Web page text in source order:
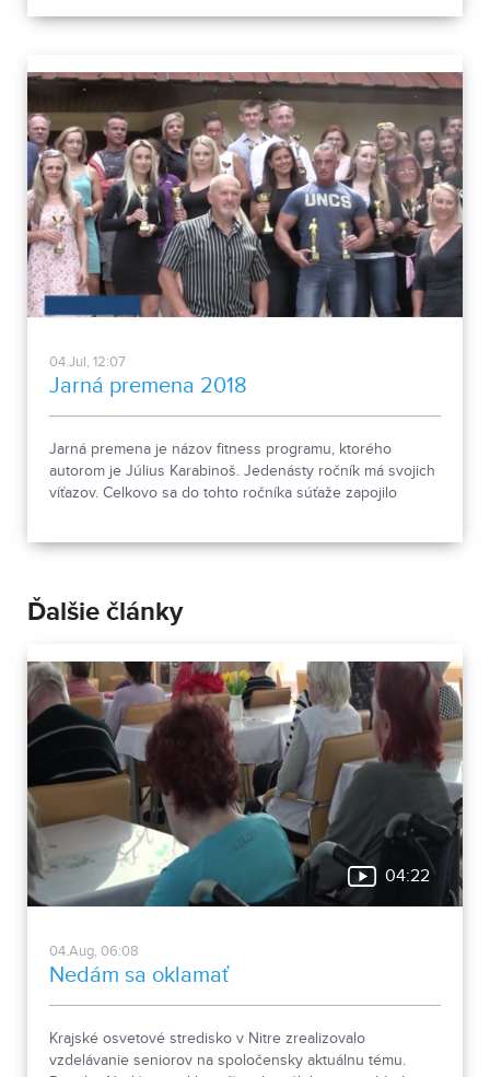
04.Jul, 12:07
Jarná premena 2018
Jarná premena je názov fitness programu, ktorého
autorom je Július Karabinoš. Jedenásty ročník má svojich
víťazov. Celkovo sa do tohto ročníka súťaže zapojilo
Ďalšie články
04:22
04.Aug, 06:08
Nedám sa oklamať
Krajské osvetové stredisko v Nitre zrealizovalo
vzdelávanie seniorov na spoločensky aktuálnu tému.